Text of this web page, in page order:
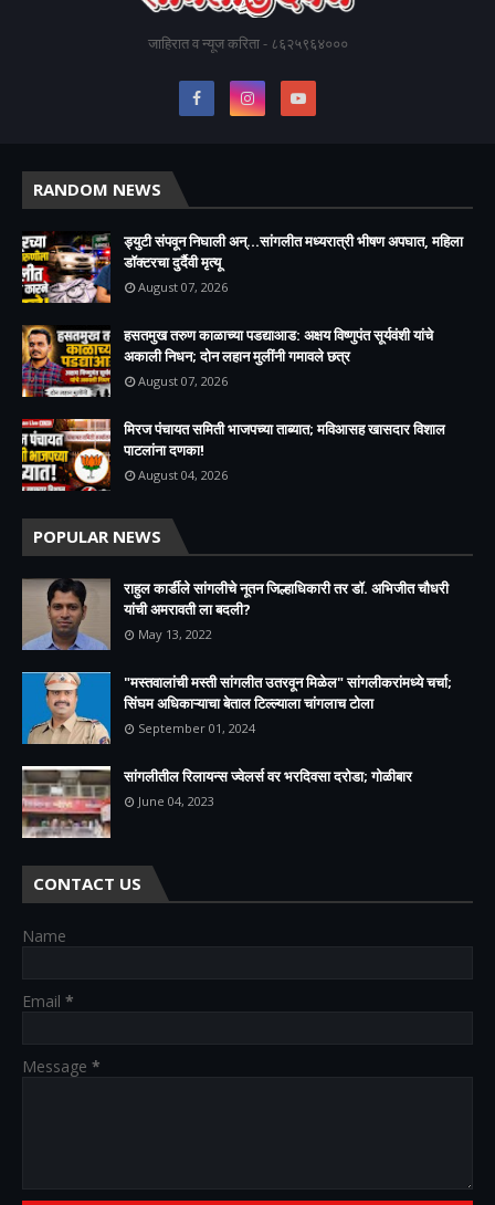
जाहिरात व न्यूज करिता - ८६२५९६४०००
RANDOM NEWS
ड्युटी संपवून निघाली अन्...सांगलीत मध्यरात्री भीषण अपघात, महिला
डॉक्टरचा दुर्दैवी मृत्यू
August 07, 2026
हसतमुख तरुण काळाच्या पडद्याआड: अक्षय विष्णुपंत सूर्यवंशी यांचे
अकाली निधन; दोन लहान मुलींनी गमावले छत्र
August 07, 2026
मिरज पंचायत समिती भाजपच्या ताब्यात; मविआसह खासदार विशाल
पाटलांना दणका!
August 04, 2026
POPULAR NEWS
राहुल कार्डीले सांगलीचे नूतन जिल्हाधिकारी तर डॉ. अभिजीत चौधरी
यांची अमरावती ला बदली?
May 13, 2022
"मस्तवालांची मस्ती सांगलीत उतरवून मिळेल" सांगलीकरांमध्ये चर्चा;
सिंघम अधिकाऱ्याचा बेताल टिल्ल्याला चांगलाच टोला
September 01, 2024
सांगलीतील रिलायन्स ज्वेलर्स वर भरदिवसा दरोडा; गोळीबार
June 04, 2023
CONTACT US
Name
Email *
Message *